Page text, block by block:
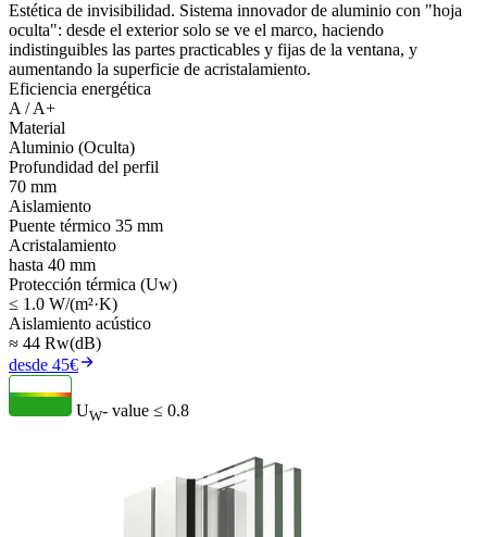
Estética de invisibilidad. Sistema innovador de aluminio con "hoja
oculta": desde el exterior solo se ve el marco, haciendo
indistinguibles las partes practicables y fijas de la ventana, y
aumentando la superficie de acristalamiento.
Eficiencia energética
A / A+
Material
Aluminio (Oculta)
Profundidad del perfil
70 mm
Aislamiento
Puente térmico 35 mm
Acristalamiento
hasta 40 mm
Protección térmica (Uw)
≤ 1.0 W/(m²·K)
Aislamiento acústico
≈ 44 Rw(dB)
desde 45€
UW- value ≤ 0.8